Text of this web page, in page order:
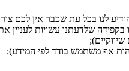
בקפידה שלדעתנו עשויות